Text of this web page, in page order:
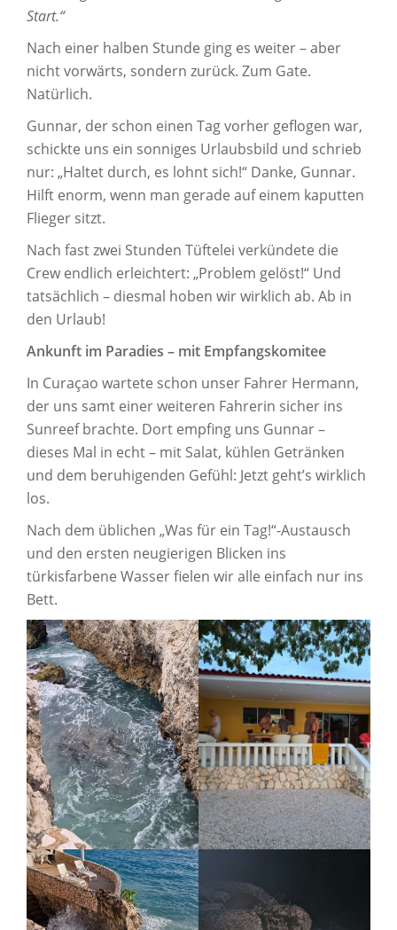
Start.“
Nach einer halben Stunde ging es weiter – aber
nicht vorwärts, sondern zurück. Zum Gate.
Natürlich.
Gunnar, der schon einen Tag vorher geflogen war,
schickte uns ein sonniges Urlaubsbild und schrieb
nur: „Haltet durch, es lohnt sich!“ Danke, Gunnar.
Hilft enorm, wenn man gerade auf einem kaputten
Flieger sitzt.
Nach fast zwei Stunden Tüftelei verkündete die
Crew endlich erleichtert: „Problem gelöst!“ Und
tatsächlich – diesmal hoben wir wirklich ab. Ab in
den Urlaub!
Ankunft im Paradies – mit Empfangskomitee
In Curaçao wartete schon unser Fahrer Hermann,
der uns samt einer weiteren Fahrerin sicher ins
Sunreef brachte. Dort empfing uns Gunnar –
dieses Mal in echt – mit Salat, kühlen Getränken
und dem beruhigenden Gefühl: Jetzt geht’s wirklich
los.
Nach dem üblichen „Was für ein Tag!“-Austausch
und den ersten neugierigen Blicken ins
türkisfarbene Wasser fielen wir alle einfach nur ins
Bett.